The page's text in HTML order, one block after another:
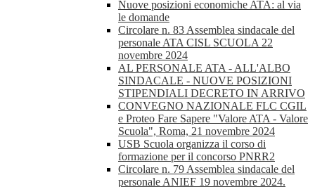
Nuove posizioni economiche ATA: al via
le domande
Circolare n. 83 Assemblea sindacale del
personale ATA CISL SCUOLA 22
novembre 2024
AL PERSONALE ATA - ALL'ALBO
SINDACALE - NUOVE POSIZIONI
STIPENDIALI DECRETO IN ARRIVO
CONVEGNO NAZIONALE FLC CGIL
e Proteo Fare Sapere "Valore ATA - Valore
Scuola", Roma, 21 novembre 2024
USB Scuola organizza il corso di
formazione per il concorso PNRR2
Circolare n. 79 Assemblea sindacale del
personale ANIEF 19 novembre 2024.